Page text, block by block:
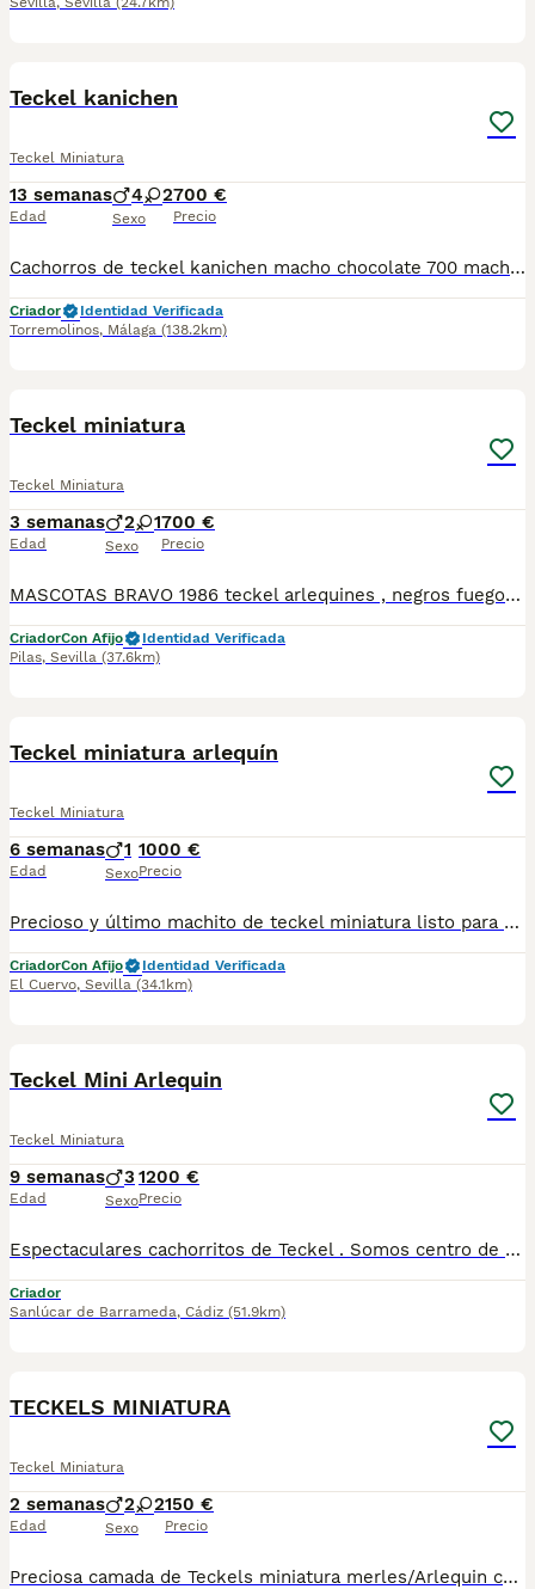
Teckel kanichen
Teckel Miniatura
13 semanas
Edad
4 2
Sexo
700 €
Precio
Cachorros de teckel kanichen macho chocolate 700 macho merli 900 macho negro 500 hembra negra 700 hembra chocolate 900
Criador
Identidad Verificada
Torremolinos, Málaga (138.2km)
Teckel miniatura
Teckel Miniatura
3 semanas
Edad
2 1
Sexo
700 €
Precio
MASCOTAS BRAVO 1986 teckel arlequines , negros fuegos y plata , chocolates , merle , .....etc El tamaño de todas las camadas que tenemos ahora es miniatura . Se entregan a los 2 meses de vida , con 3 desparasitaciones vacunados de parvovirus y moquillo . También antes de la entrega se le realizará una revisión completa. Se puede venir a visitar el criadero , ver a los padres y sus abuelos , podemos ensenar pedegree , afijo del criadero y documentación certificada de los padres libres de enfermedades y las líneas morfológicas alemanas . Nuestro números de ventas nos avalan . Tenemos varios machos campeones de Andalucía
CriadorCon Afijo
Identidad Verificada
Pilas, Sevilla (37.6km)
Teckel miniatura arlequín
Teckel Miniatura
6 semanas
Edad
1
Sexo
1000 €
Precio
Precioso y último machito de teckel miniatura listo para entregar. Todos nuestros cachorros se cría en ambiente familiar y en las mejores condiciones de bienestar se, se entregan con. - cartilla veterinaria. - vacunas según edad. - desparasitado tanto interior como exterior. - certificado de salud. - garantías de seis meses genética. - contrato de compra y venta. - chip con pasaporte. - kit de bienvenida - y pienso inicial proplan. Para toda la información videos y fotos actuales no dudes en llamarnos al tlf 650628825
CriadorCon Afijo
Identidad Verificada
El Cuervo, Sevilla (34.1km)
Teckel Mini Arlequin
Teckel Miniatura
9 semanas
Edad
3
Sexo
1200 €
Precio
Espectaculares cachorritos de Teckel . Somos centro de mascotas con años de experiencia. Diariamente cuidamos y mimamos a nuestros cachorros. Los entregamos con toda su documentación. Revisión Veterinaria, Factura de compra, garantía vírica, formulario de reconocimiento de raza pura, junto con su cartilla de vacunación y desparasitacion al día de la entrega. Hacemos envíos a toda la península y Baleares mediante servicio propio de transporte. Posibilidad de pago contrareembolso. Para más información no dude en contactar con nosotros. TLF: 649297709
Criador
Sanlúcar de Barrameda, Cádiz (51.9km)
TECKELS MINIATURA
Teckel Miniatura
2 semanas
Edad
2 2
Sexo
150 €
Precio
Preciosa camada de Teckels miniatura merles/Arlequin chocolates de pelo corto liso. 2 machos y dos hembras. Se entregan con sus vacunas y desparasitacion al mes y medio de vida. Padre Arlequín chocolate y madre chocolate ambos miniatura. Para más información 621325499 EL PRECIO ES EL DE RESERVA QUE SE DESCUENTA DEL PRECIO FINAL